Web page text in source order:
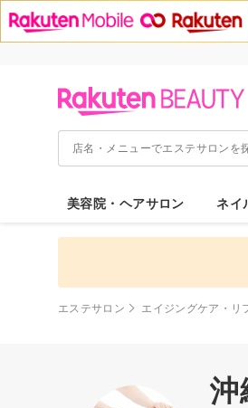
美容院・ヘアサロン ネイ
エステサロン エイジングケア・リ
沖